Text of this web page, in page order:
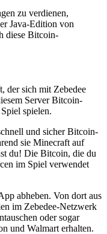
zu verdienen,
Java-Edition von
diese Bitcoin-
der sich mit Zebedee
Server Bitcoin-
spielen.
und sicher Bitcoin-
sie Minecraft auf
du! Die Bitcoin, die du
im Spiel verwendet
abheben. Von dort aus
im Zebedee-Netzwerk
oder sogar
und Walmart erhalten.